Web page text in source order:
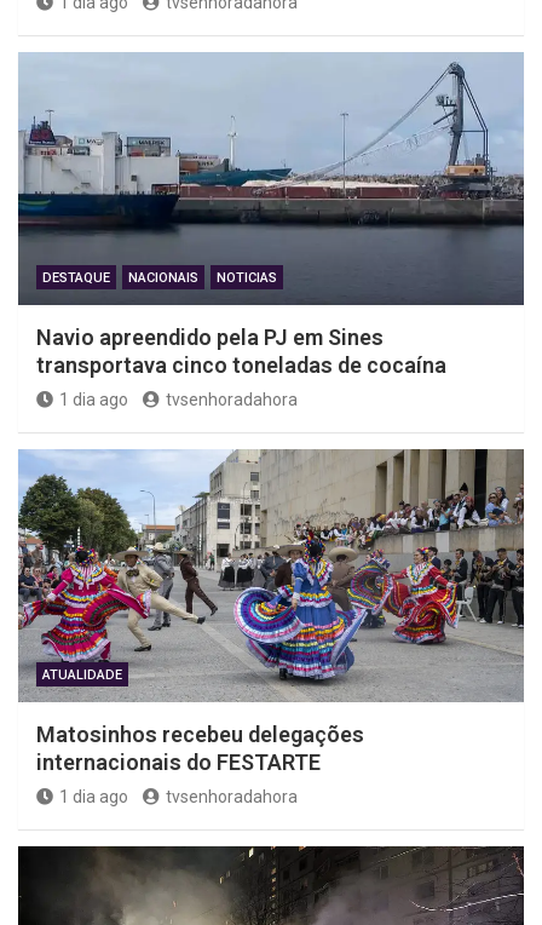
DESTAQUE NACIONAIS NOTICIAS
Navio apreendido pela PJ em Sines
transportava cinco toneladas de cocaína
1 dia ago tvsenhoradahora
ATUALIDADE
Matosinhos recebeu delegações
internacionais do FESTARTE
1 dia ago tvsenhoradahora